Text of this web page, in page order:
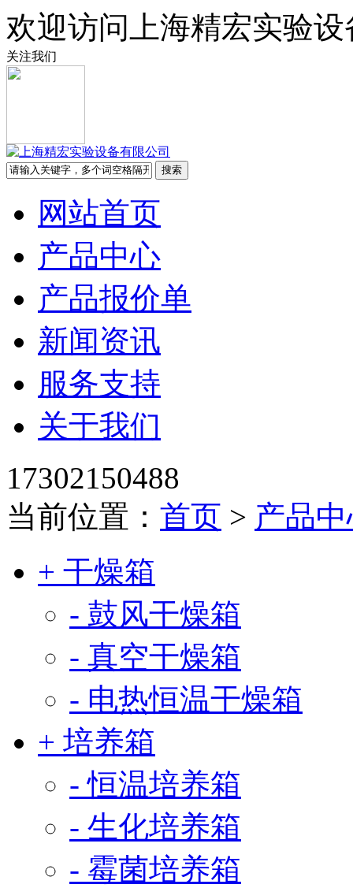
欢迎访问上海精宏实验
关注我们
网站首页
产品中心
产品报价单
新闻资讯
服务支持
关于我们
17302150488
当前位置： 首页 > 产品
+ 干燥箱
- 鼓风干燥箱
- 真空干燥箱
- 电热恒温干燥箱
+ 培养箱
- 恒温培养箱
- 生化培养箱
- 霉菌培养箱